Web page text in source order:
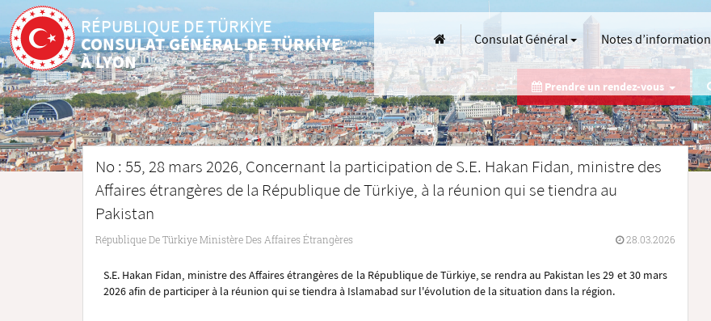
RÉPUBLIQUE DE TÜRKİYE
CONSULAT GÉNÉRAL DE TÜRKİYE
À LYON
Consulat Général Notes d’information
Prendre un rendez-vous
No : 55, 28 mars 2026, Concernant la participation de S.E. Hakan Fidan, ministre des
Affaires étrangères de la République de Türkiye, à la réunion qui se tiendra au
Pakistan
République De Türkiye Ministère Des Affaires Étrangères 28.03.2026
S.E. Hakan Fidan, ministre des Affaires étrangères de la République de Türkiye, se rendra au Pakistan les 29 et 30 mars
2026 afin de participer à la réunion qui se tiendra à Islamabad sur l'évolution de la situation dans la région.